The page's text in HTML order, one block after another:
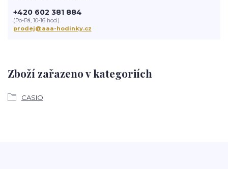
Zboží zařazeno v kategoriích
CASIO
+420 602 381 884
(Po-Pá, 10-16 hod.)
prodej@aaa-hodinky.cz